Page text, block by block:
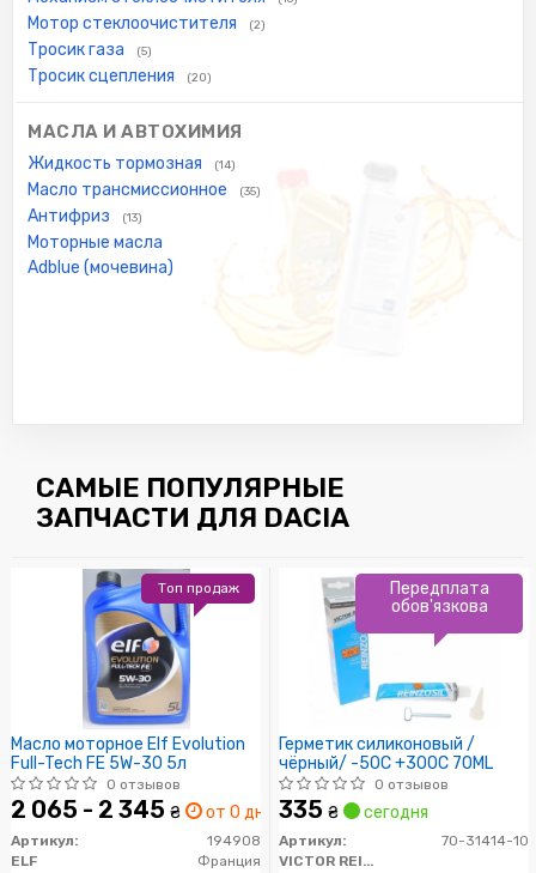
Мотор стеклоочистителя (2)
Тросик газа (5)
Тросик сцепления (20)
МАСЛА И АВТОХИМИЯ
Жидкость тормозная (14)
Масло трансмиссионное (35)
Антифриз (13)
Моторные масла
Adblue (мочевина)
САМЫЕ ПОПУЛЯРНЫЕ
ЗАПЧАСТИ ДЛЯ DACIA
Масло моторное Elf Evolution
Full-Tech FE 5W-30 5л
0 отзывов
2 065 - 2 345 ₴ от 0 дн.
Артикул:
194908
ELF
Франция
Топ продаж
Герметик силиконовый /
чёрный/ -50C +300C 70ML
0 отзывов
335 ₴ сегодня
Артикул:
70-31414-10
VICTOR REINZ
Передплата
обов'язкова